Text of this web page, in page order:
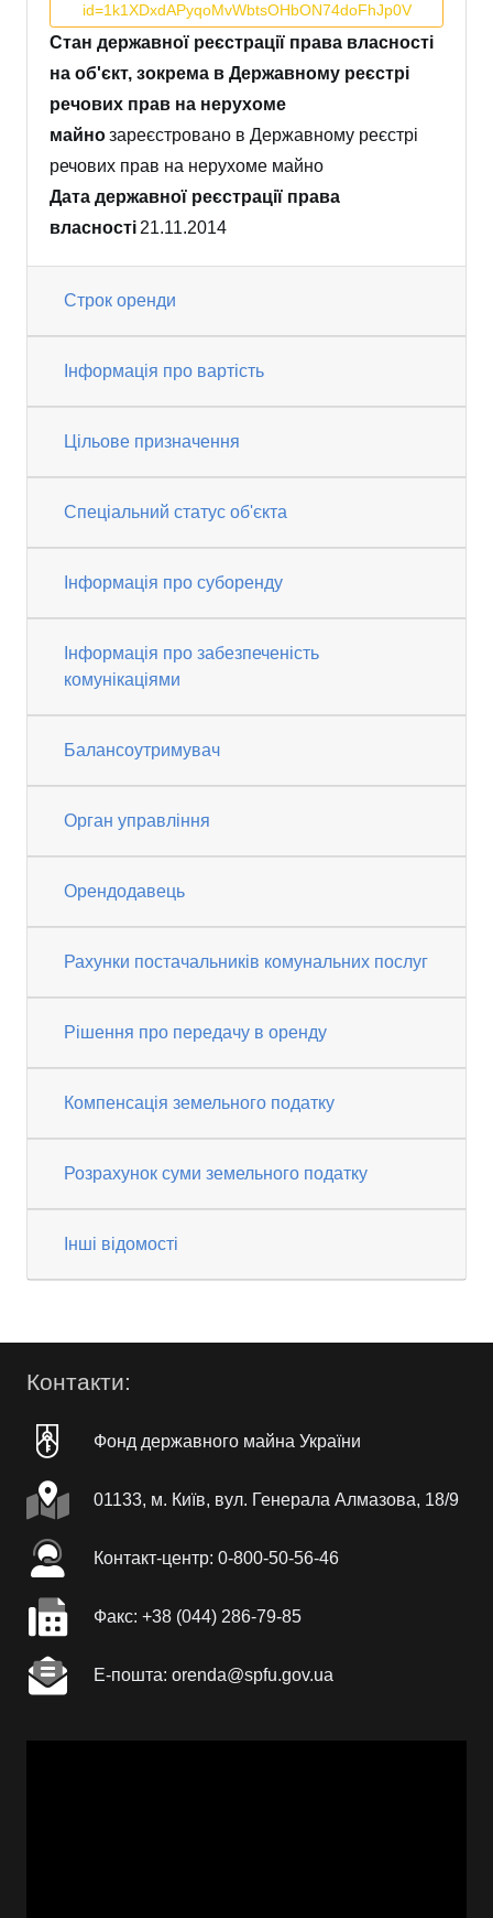
id=1k1XDxdAPyqoMvWbtsOHbON74doFhJp0V
Стан державної реєстрації права власності
на об'єкт, зокрема в Державному реєстрі
речових прав на нерухоме
майнозареєстровано в Державному реєстрі
речових прав на нерухоме майно
Дата державної реєстрації права
власності 21.11.2014
Строк оренди
Інформація про вартість
Цільове призначення
Спеціальний статус об'єкта
Інформація про суборенду
Інформація про забезпеченість
комунікаціями
Балансоутримувач
Орган управління
Орендодавець
Рахунки постачальників комунальних послуг
Рішення про передачу в оренду
Компенсація земельного податку
Розрахунок суми земельного податку
Інші відомості
Контакти:
Фонд державного майна України
01133, м. Київ, вул. Генерала Алмазова, 18/9
Контакт-центр: 0-800-50-56-46
Факc: +38 (044) 286-79-85
Е-пошта: orenda@spfu.gov.ua